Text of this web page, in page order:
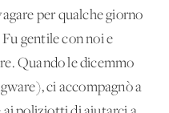
per qualche giorno
gentile con noi e
Quando le dicemmo
ci accompagnò a